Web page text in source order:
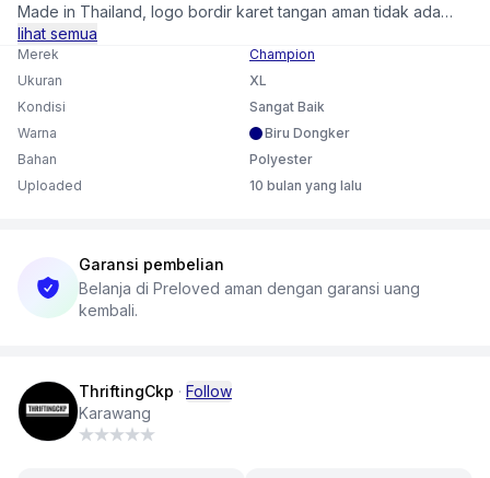
Made in Thailand, logo bordir karet tangan aman tidak ada
kikis.
kondisi 90% aman ada tali serut di bawah.
kondisi normal.
No return and refund.
lihat semua
Merek
Champion
Ukuran
XL
Kondisi
Sangat Baik
Warna
Biru Dongker
Bahan
Polyester
Uploaded
10 bulan yang lalu
Garansi pembelian
Belanja di Preloved aman dengan garansi uang
kembali.
ThriftingCkp · Follow
Karawang